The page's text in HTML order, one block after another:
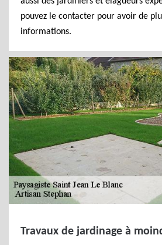
pouvez le contacter pour avoir de
informations.
Travaux de jardinage à